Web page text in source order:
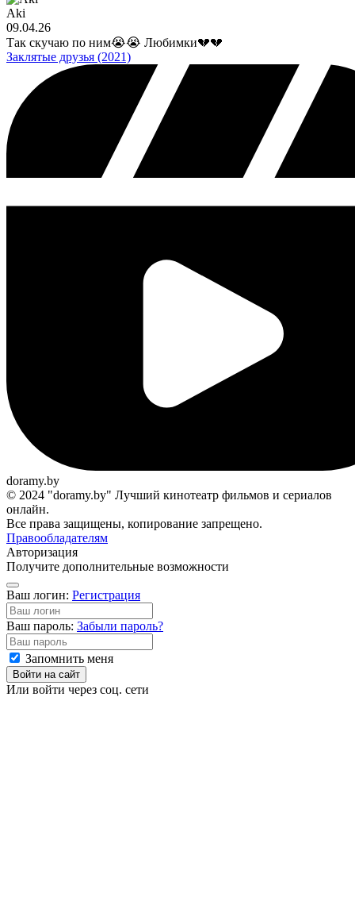
Aki
09.04.26
Так скучаю по ним😭😭 Любимки💔💔
Заклятые друзья (2021)
doramy.by
© 2024 "doramy.by" Лучший кинотеатр фильмов и сериалов
онлайн.
Все права защищены, копирование запрещено.
Правообладателям
Авторизация
Получите дополнительные возможности
Ваш логин: Регистрация
Ваш пароль: Забыли пароль?
Запомнить меня
Войти на сайт
Или войти через соц. сети